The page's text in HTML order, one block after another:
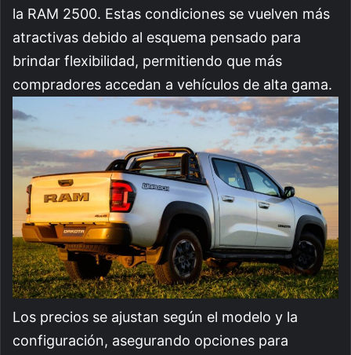
la RAM 2500. Estas condiciones se vuelven más
atractivas debido al esquema pensado para
brindar flexibilidad, permitiendo que más
compradores accedan a vehículos de alta gama.
Los precios se ajustan según el modelo y la
configuración, asegurando opciones para